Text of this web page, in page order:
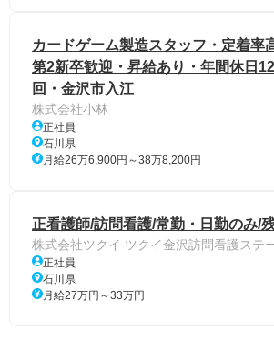
カードゲーム製造スタッフ・定着率
第2新卒歓迎・昇給あり・年間休日
回・金沢市入江
株式会社小林
正社員
石川県
月給26万6,900円～38万8,200円
正看護師/訪問看護/常勤・日勤のみ/
株式会社ツクイ ツクイ金沢訪問看護ステ
正社員
石川県
月給27万円～33万円